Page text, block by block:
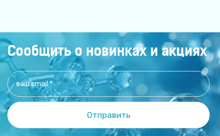
Сообщить о новинках и акциях